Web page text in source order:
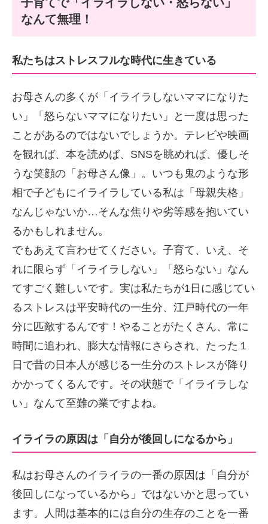
なんて無理！
私たちはストレスフルな時代に生きている
お母さんの多くが「イライラしないママになりた
い」「怒らないママになりたい」と一度は思った
ことがあるのではないでしょうか。テレビや映画
を観れば、本を読めば、SNSを眺めれば、優しそ
うな笑顔の「お母さん像」。いつも鬼のような形
相で子どもにイライラしている私は「母親失格」
なんじゃないか…そんな焦りや劣等感を抱いてい
るかもしれません。
でもあえて言わせてください。子育て、いえ、そ
れに限らず「イライラしない」「怒らない」なん
てすごく難しいです。実は私たちが1日に感じてい
るストレスは平安時代の一生分、江戸時代の一年
分に匹敵するんです！やることがたくさん、常に
時間に追われ、膨大な情報にさらされ、たった１
日で昔の日本人が感じる一生分のストレスが降り
かかってくるんです。その状態で「イライラしな
い」なんて至難の業ですよね。
イライラの原因は「自分が後回しになるから」
私はお母さんのイライラの一番の原因は「自分が
後回しになっているから」ではないかと思ってい
ます。人間は基本的には自分の生存のことを一番